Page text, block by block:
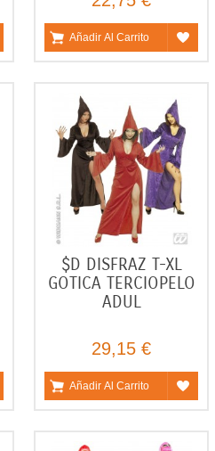
Añadir Al Carrito
$D DISFRAZ T-XL
GOTICA TERCIOPELO
ADUL
29,15 €
Añadir Al Carrito